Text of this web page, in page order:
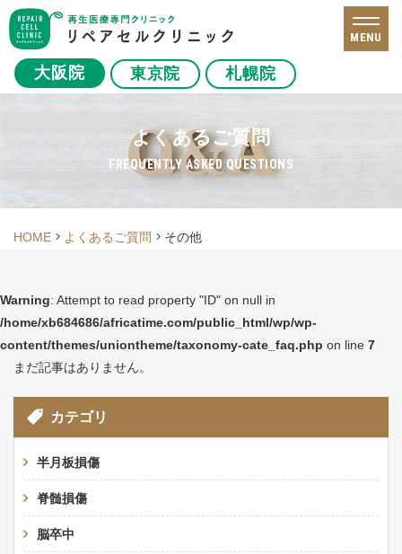
大阪院 東京院 札幌院
MENU
よくあるご質問
FREQUENTLY ASKED QUESTIONS
HOME よくあるご質問 その他
Warning: Attempt to read property "ID" on null in
/home/xb684686/africatime.com/public_html/wp/wp-
content/themes/uniontheme/taxonomy-cate_faq.php on line 7
まだ記事はありません。
カテゴリ
半月板損傷
脊髄損傷
脳卒中